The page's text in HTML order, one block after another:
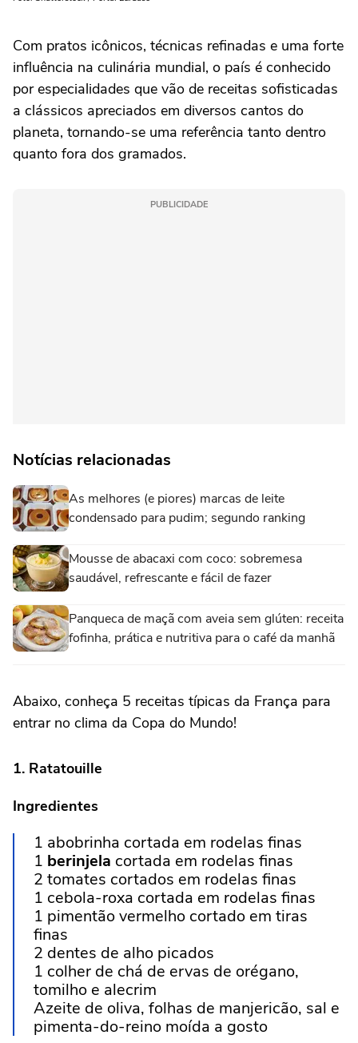
Com pratos icônicos, técnicas refinadas e uma forte
influência na culinária mundial, o país é conhecido
por especialidades que vão de receitas sofisticadas
a clássicos apreciados em diversos cantos do
planeta, tornando-se uma referência tanto dentro
quanto fora dos gramados.
PUBLICIDADE
Notícias relacionadas
As melhores (e piores) marcas de leite
condensado para pudim; segundo ranking
Mousse de abacaxi com coco: sobremesa
saudável, refrescante e fácil de fazer
Panqueca de maçã com aveia sem glúten: receita
fofinha, prática e nutritiva para o café da manhã
Abaixo, conheça 5 receitas típicas da França para
entrar no clima da Copa do Mundo!
1. Ratatouille
Ingredientes
1 abobrinha cortada em rodelas finas
1 berinjela cortada em rodelas finas
2 tomates cortados em rodelas finas
1 cebola-roxa cortada em rodelas finas
1 pimentão vermelho cortado em tiras
finas
2 dentes de alho picados
1 colher de chá de ervas de orégano,
tomilho e alecrim
Azeite de oliva, folhas de manjericão, sal e
pimenta-do-reino moída a gosto